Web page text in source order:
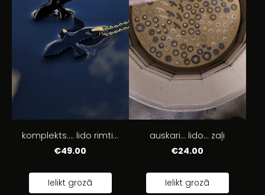
komplekts.... lido rimti...
€49.00
Ielikt grozā
auskari... lido... zaļi
€24.00
Ielikt grozā